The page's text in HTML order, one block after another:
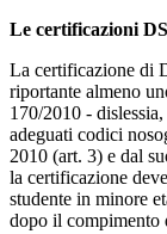
Le certificazioni
La certificazione di
riportante almeno
170/2010 -
adeguati codici
2010 (art. 3) e dal
la certificazione
studente in minore
dopo il compimento